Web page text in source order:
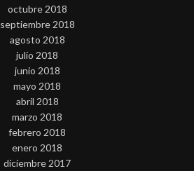
octubre 2018
septiembre 2018
agosto 2018
julio 2018
junio 2018
mayo 2018
abril 2018
marzo 2018
febrero 2018
enero 2018
diciembre 2017